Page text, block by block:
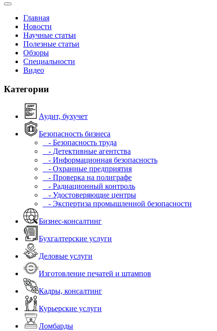
Главная
Новости
Научные статьи
Полезные статьи
Обзоры
Специальности
Видео
Категории
Аудит, бухучет
Безопасность бизнеса
- Безопасность труда
- Детективные агентства
- Информационная безопасность
- Охранные предприятия
- Проверка на полиграфе
- Радиационный контроль
- Удостоверяющие центры
- Экспертиза промышленной безопасности
Бизнес-консалтинг
Бухгалтерские услуги
Деловые услуги
Изготовление печатей и штампов
Кадры, консалтинг
Курьерские услуги
Ломбарды